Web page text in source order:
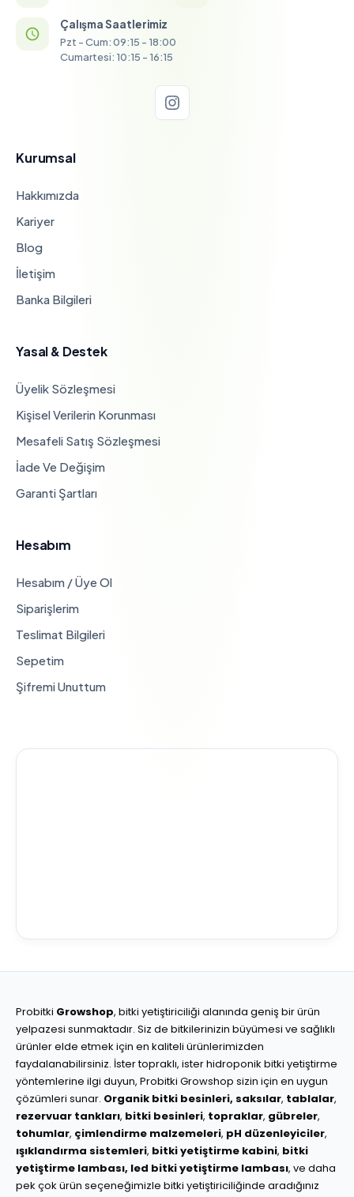
Çalışma Saatlerimiz
Pzt - Cum: 09:15 - 18:00
Cumartesi: 10:15 - 16:15
Kurumsal
Hakkımızda
Kariyer
Blog
İletişim
Banka Bilgileri
Yasal & Destek
Üyelik Sözleşmesi
Kişisel Verilerin Korunması
Mesafeli Satış Sözleşmesi
İade Ve Değişim
Garanti Şartları
Hesabım
Hesabım / Üye Ol
Siparişlerim
Teslimat Bilgileri
Sepetim
Şifremi Unuttum
Probitki Growshop, bitki yetiştiriciliği alanında geniş bir ürün
yelpazesi sunmaktadır. Siz de bitkilerinizin büyümesi ve sağlıklı
ürünler elde etmek için en kaliteli ürünlerimizden
faydalanabilirsiniz. İster topraklı, ister hidroponik bitki yetiştirme
yöntemlerine ilgi duyun, Probitki Growshop sizin için en uygun
çözümleri sunar. Organik bitki besinleri, saksılar, tablalar,
rezervuar tankları, bitki besinleri, topraklar, gübreler,
tohumlar, çimlendirme malzemeleri, pH düzenleyiciler,
ışıklandırma sistemleri, bitki yetiştirme kabini, bitki
yetiştirme lambası, led bitki yetiştirme lambası, ve daha
pek çok ürün seçeneğimizle bitki yetiştiriciliğinde aradığınız